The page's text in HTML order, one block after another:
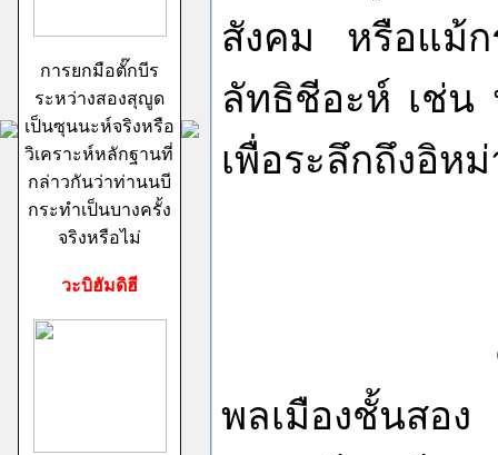
การยกมือตั๊กบีร
ระหว่างสองสุญูด
เป็นซุนนะห์จริงหรือ
วิเคราะห์หลักฐานที่
กล่าวกันว่าท่านนบี
กระทำเป็นบางครั้ง
จริงหรือไม่
วะบิฮัมดิฮี
สังคม หรือแม้ก
ลัทธิชีอะห์ เช่น
เพื่อระลึกถึงอิห
ดูเหมือนว่
พลเมืองชั้นสอ